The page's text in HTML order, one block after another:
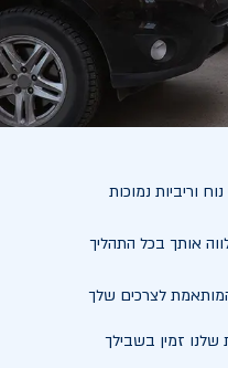
וריביות נמוכות
אותך בכל התהליך
לצרכים שלך
שלנו זמין בשבילך